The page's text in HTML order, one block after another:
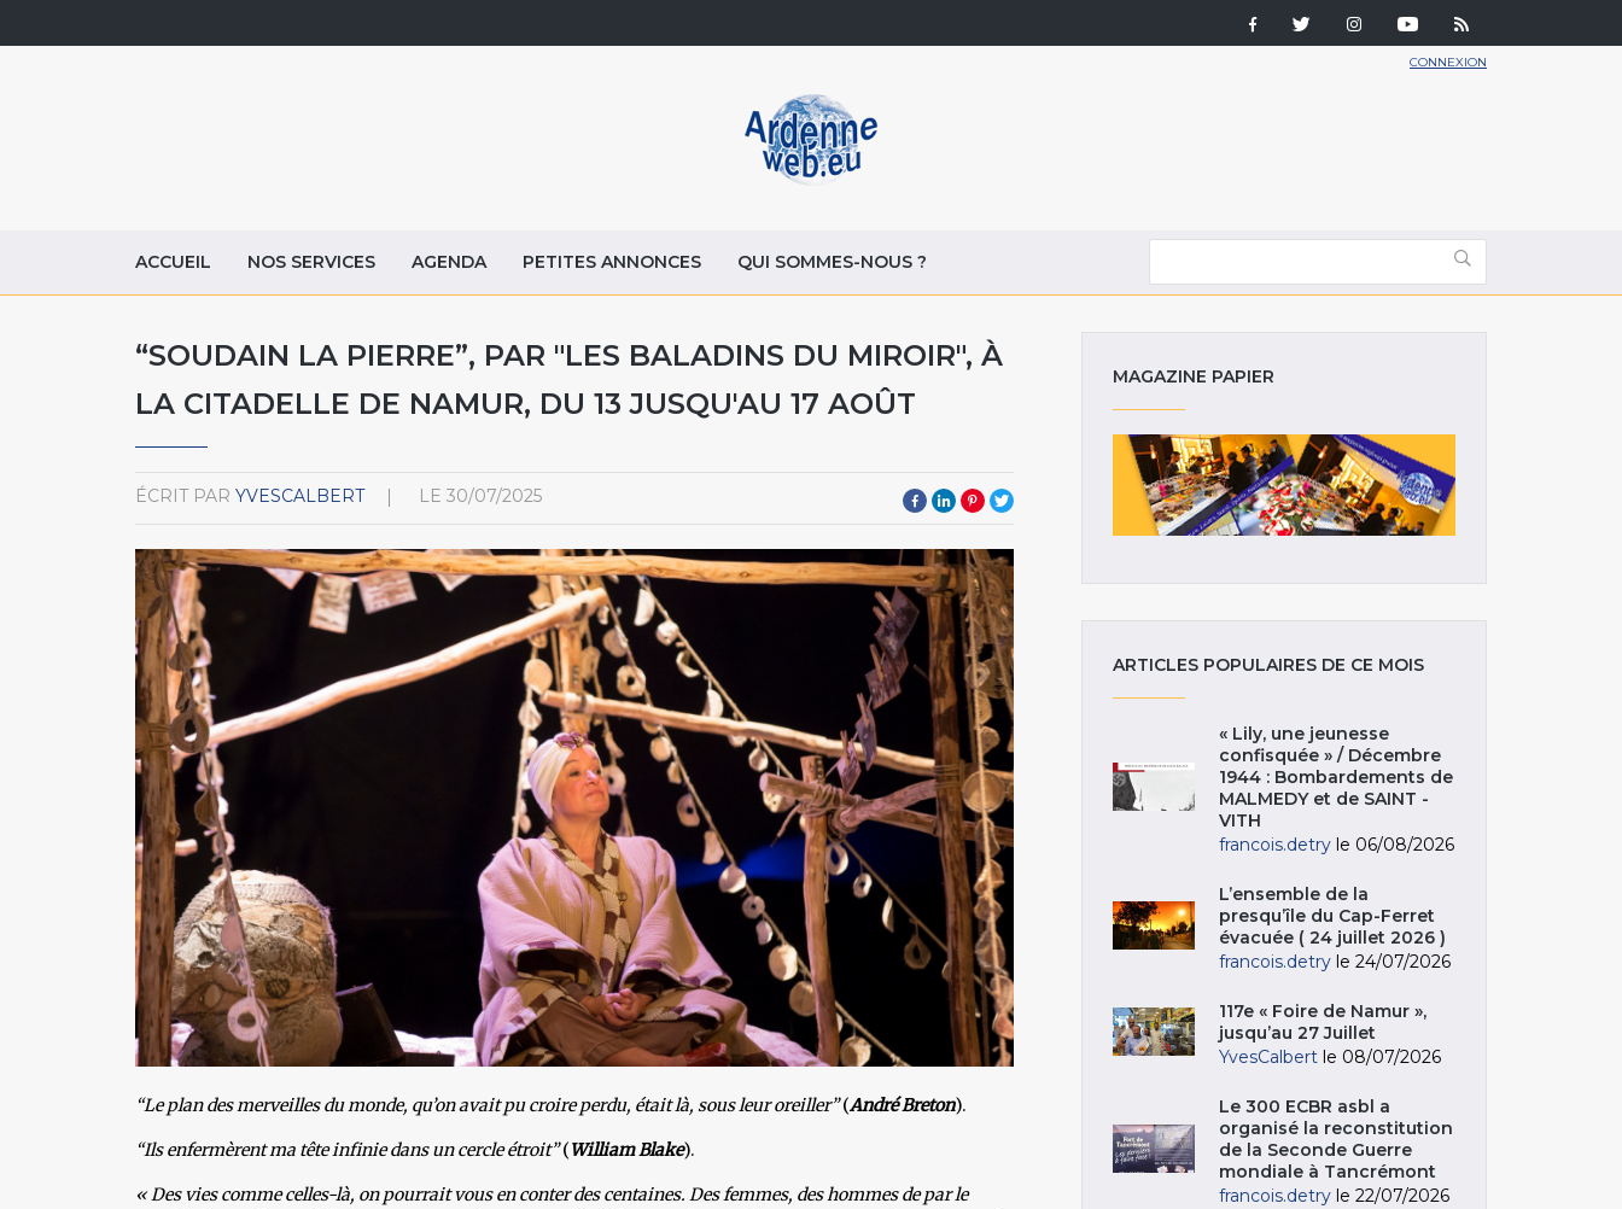
CONNEXION
ACCUEIL NOS SERVICES AGENDA PETITES ANNONCES QUI SOMMES-NOUS ?
“SOUDAIN LA PIERRE”, PAR "LES BALADINS DU MIROIR", À
LA CITADELLE DE NAMUR, DU 13 JUSQU'AU 17 AOÛT
ÉCRIT PAR YVESCALBERT LE 30/07/2025
“Le plan des merveilles du monde, qu’on avait pu croire perdu, était là, sous leur oreiller”(André Breton).
“Ils enfermèrent ma tête infinie dans un cercle étroit”(William Blake).
« Des vies comme celles-là, on pourrait vous en conter des centaines. Des femmes, des hommes de par le
MAGAZINE PAPIER
ARTICLES POPULAIRES DE CE MOIS
« Lily, une jeunesse
confisquée » / Décembre
1944 : Bombardements de
MALMEDY et de SAINT -
VITH
francois.detry le 06/08/2026
L’ensemble de la
presqu’île du Cap-Ferret
évacuée ( 24 juillet 2026 )
francois.detry le 24/07/2026
117e « Foire de Namur »,
jusqu’au 27 Juillet
YvesCalbert le 08/07/2026
Le 300 ECBR asbl a
organisé la reconstitution
de la Seconde Guerre
mondiale à Tancrémont
francois.detry le 22/07/2026